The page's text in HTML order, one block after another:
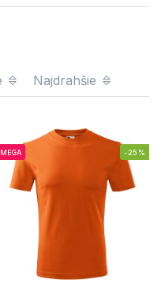
Najdrahšie
MEGA -25%